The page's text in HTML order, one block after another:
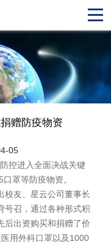
赠防疫物资
05
控进入全面决战关键
罩等防疫物资。
友、星云公司董事长
号召，通过各种形式积
后出资购买和捐赠了价
用外科口罩以及1000